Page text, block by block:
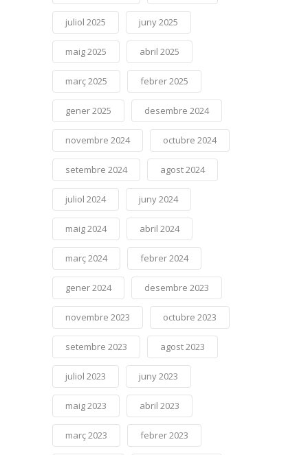
juliol 2025 juny 2025
maig 2025 abril 2025
març 2025 febrer 2025
gener 2025 desembre 2024
novembre 2024 octubre 2024
setembre 2024 agost 2024
juliol 2024 juny 2024
maig 2024 abril 2024
març 2024 febrer 2024
gener 2024 desembre 2023
novembre 2023 octubre 2023
setembre 2023 agost 2023
juliol 2023 juny 2023
maig 2023 abril 2023
març 2023 febrer 2023